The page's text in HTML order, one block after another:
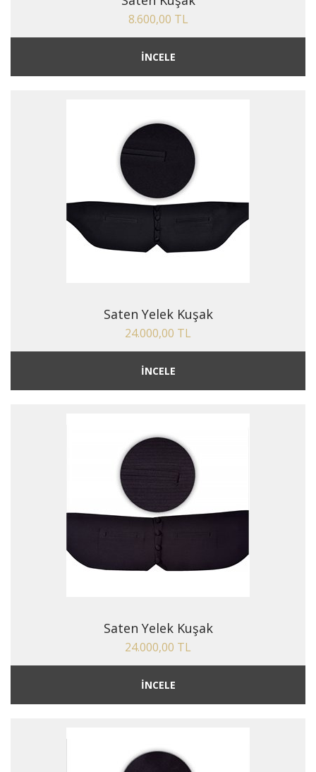
8.600,00 TL
İNCELE
Saten Yelek Kuşak
24.000,00 TL
İNCELE
Saten Yelek Kuşak
24.000,00 TL
İNCELE